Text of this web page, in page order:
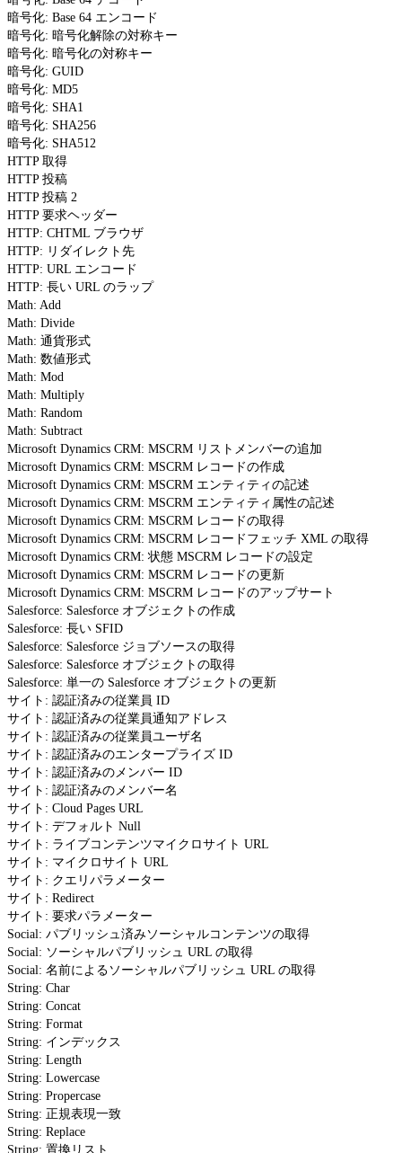
暗号化: Base 64 エンコード
暗号化: 暗号化解除の対称キー
暗号化: 暗号化の対称キー
暗号化: GUID
暗号化: MD5
暗号化: SHA1
暗号化: SHA256
暗号化: SHA512
HTTP 取得
HTTP 投稿
HTTP 投稿 2
HTTP 要求ヘッダー
HTTP: CHTML ブラウザ
HTTP: リダイレクト先
HTTP: URL エンコード
HTTP: 長い URL のラップ
Math: Add
Math: Divide
Math: 通貨形式
Math: 数値形式
Math: Mod
Math: Multiply
Math: Random
Math: Subtract
Microsoft Dynamics CRM: MSCRM リストメンバーの追加
Microsoft Dynamics CRM: MSCRM レコードの作成
Microsoft Dynamics CRM: MSCRM エンティティの記述
Microsoft Dynamics CRM: MSCRM エンティティ属性の記述
Microsoft Dynamics CRM: MSCRM レコードの取得
Microsoft Dynamics CRM: MSCRM レコードフェッチ XML の取得
Microsoft Dynamics CRM: 状態 MSCRM レコードの設定
Microsoft Dynamics CRM: MSCRM レコードの更新
Microsoft Dynamics CRM: MSCRM レコードのアップサート
Salesforce: Salesforce オブジェクトの作成
Salesforce: 長い SFID
Salesforce: Salesforce ジョブソースの取得
Salesforce: Salesforce オブジェクトの取得
Salesforce: 単一の Salesforce オブジェクトの更新
サイト: 認証済みの従業員 ID
サイト: 認証済みの従業員通知アドレス
サイト: 認証済みの従業員ユーザ名
サイト: 認証済みのエンタープライズ ID
サイト: 認証済みのメンバー ID
サイト: 認証済みのメンバー名
サイト: Cloud Pages URL
サイト: デフォルト Null
サイト: ライブコンテンツマイクロサイト URL
サイト: マイクロサイト URL
サイト: クエリパラメーター
サイト: Redirect
サイト: 要求パラメーター
Social: パブリッシュ済みソーシャルコンテンツの取得
Social: ソーシャルパブリッシュ URL の取得
Social: 名前によるソーシャルパブリッシュ URL の取得
String: Char
String: Concat
String: Format
String: インデックス
String: Length
String: Lowercase
String: Propercase
String: 正規表現一致
String: Replace
String: 置換リスト